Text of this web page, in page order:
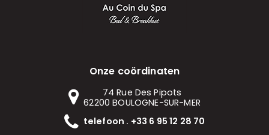
Onze coördinaten
74 Rue Des Pipots
62200 BOULOGNE-SUR-MER
telefoon . +33 6 95 12 28 70